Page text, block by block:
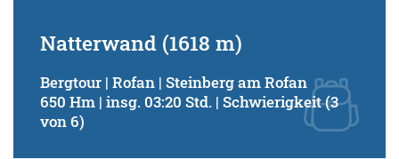
Natterwand (1618 m)
Bergtour | Rofan | Steinberg am Rofan
650 Hm | insg. 03:20 Std. | Schwierigkeit (3
von 6)